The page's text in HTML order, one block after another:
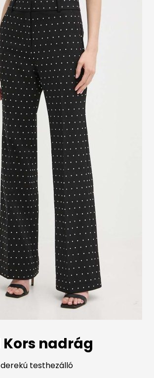
nadrág
testhezálló